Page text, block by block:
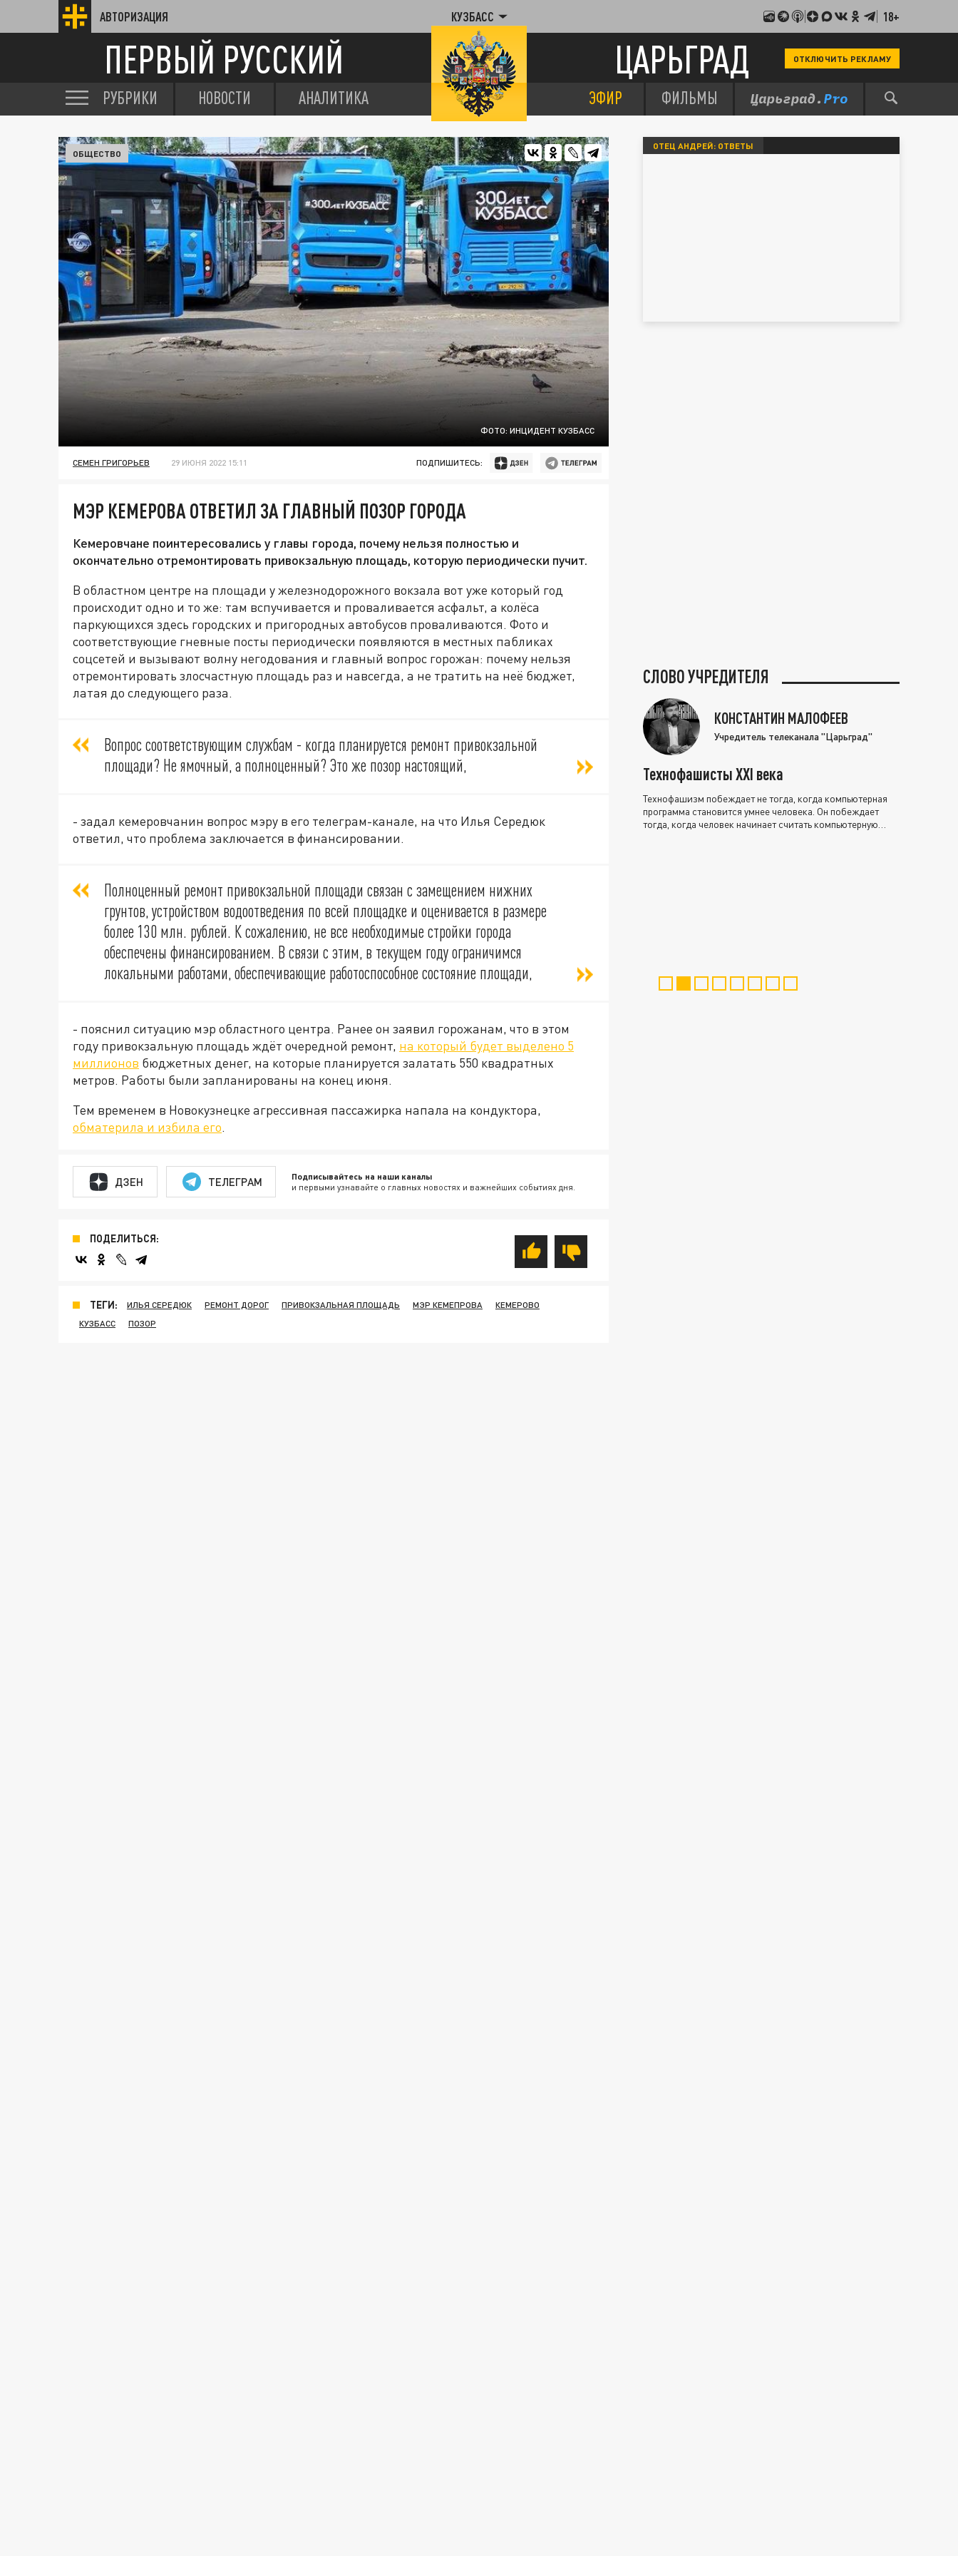
АВТОРИЗАЦИЯ КУЗБАСС 18+
ПЕРВЫЙ РУССКИЙ ЦАРЬГРАД ОТКЛЮЧИТЬ РЕКЛАМУ
РУБРИКИ НОВОСТИ АНАЛИТИКА ЭФИР ФИЛЬМЫ
ФОТО: ИНЦИДЕНТ КУЗБАСС
ОБЩЕСТВО
СЕМЕН ГРИГОРЬЕВ 29 ИЮНЯ 2022 15:11 ПОДПИШИТЕСЬ:
МЭР КЕМЕРОВА ОТВЕТИЛ ЗА ГЛАВНЫЙ ПОЗОР ГОРОДА
Кемеровчане поинтересовались у главы города, почему нельзя полностью и
окончательно отремонтировать привокзальную площадь, которую периодически пучит.
В областном центре на площади у железнодорожного вокзала вот уже который год
происходит одно и то же: там вспучивается и проваливается асфальт, а колёса
паркующихся здесь городских и пригородных автобусов проваливаются. Фото и
соответствующие гневные посты периодически появляются в местных пабликах
соцсетей и вызывают волну негодования и главный вопрос горожан: почему нельзя
отремонтировать злосчастную площадь раз и навсегда, а не тратить на неё бюджет,
латая до следующего раза.
Вопрос соответствующим службам - когда планируется ремонт привокзальной
площади? Не ямочный, а полноценный? Это же позор настоящий,
- задал кемеровчанин вопрос мэру в его телеграм-канале, на что Илья Середюк
ответил, что проблема заключается в финансировании.
Полноценный ремонт привокзальной площади связан с замещением нижних
грунтов, устройством водоотведения по всей площадке и оценивается в размере
более 130 млн. рублей. К сожалению, не все необходимые стройки города
обеспечены финансированием. В связи с этим, в текущем году ограничимся
локальными работами, обеспечивающие работоспособное состояние площади,
- пояснил ситуацию мэр областного центра. Ранее он заявил горожанам, что в этом
году привокзальную площадь ждёт очередной ремонт, на который будет выделено 5
миллионов бюджетных денег, на которые планируется залатать 550 квадратных
метров. Работы были запланированы на конец июня.
Тем временем в Новокузнецке агрессивная пассажирка напала на кондуктора,
обматерила и избила его.
ДЗЕН ТЕЛЕГРАМ Подписывайтесь на наши каналы
и первыми узнавайте о главных новостях и важнейших событиях дня.
ПОДЕЛИТЬСЯ:
ТЕГИ: ИЛЬЯ СЕРЕДЮК РЕМОНТ ДОРОГ ПРИВОКЗАЛЬНАЯ ПЛОЩАДЬ МЭР КЕМЕПРОВА
КЕМЕРОВО
КУЗБАСС
ПОЗОР
ОТЕЦ АНДРЕЙ: ОТВЕТЫ
СЛОВО УЧРЕДИТЕЛЯ
КОНСТАНТИН МАЛОФЕЕВ
Учредитель телеканала "Царьград"
Технофашисты XXI века
Технофашизм побеждает не тогда, когда компьютерная
программа становится умнее человека. Он побеждает
тогда, когда человек начинает считать компьютерную